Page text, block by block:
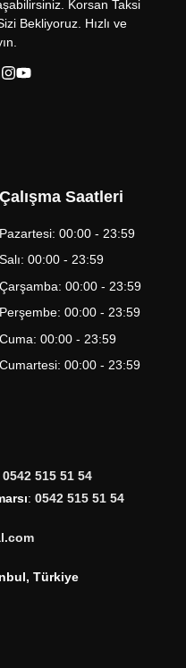
Korsan Taksi
Bekliyoruz. Hızlı ve
Çalışma Saatleri
Pazartesi: 00:00 - 23:59
Salı: 00:00 - 23:59
Çarşamba: 00:00 - 23:59
Perşembe: 00:00 - 23:59
Cuma: 00:00 - 23:59
Cumartesi: 00:00 - 23:59
0542 515 51 54
: 0542 515 51 54
Türkiye